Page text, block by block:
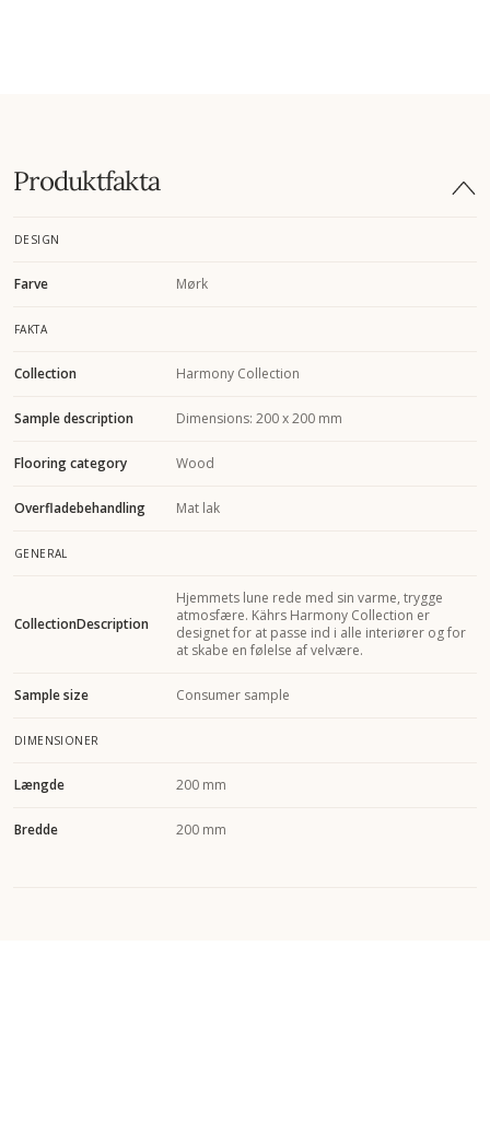
Produktfakta
DESIGN
Farve Mørk
FAKTA
Collection Harmony Collection
Sample description Dimensions: 200 x 200 mm
Flooring category Wood
Overfladebehandling Mat lak
GENERAL
CollectionDescription
Hjemmets lune rede med sin varme, trygge
atmosfære. Kährs Harmony Collection er
designet for at passe ind i alle interiører og for
at skabe en følelse af velvære.
Sample size Consumer sample
DIMENSIONER
Længde 200 mm
Bredde 200 mm